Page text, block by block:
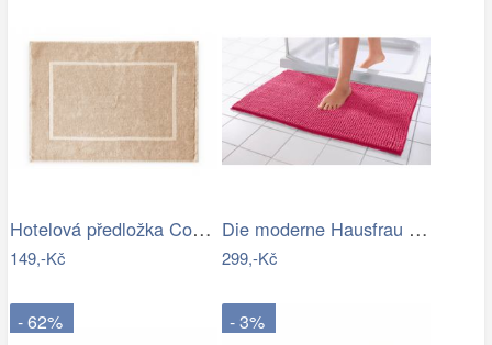
Hotelová předložka Comfort krémová 750g…
149,-Kč
Die moderne Hausfrau Koupelnová…
299,-Kč
- 62% - 3%